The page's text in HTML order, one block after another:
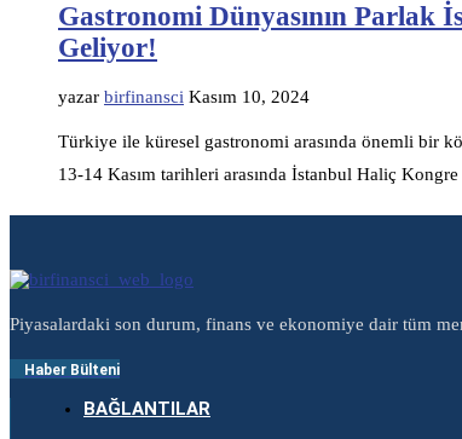
Gastronomi Dünyasının Parlak
Geliyor!
yazar birfinansci Kasım 10, 2024
Türkiye ile küresel gastronomi arasında önemli bir
13-14 Kasım tarihleri arasında İstanbul Haliç
Piyasalardaki son durum, finans ve ekonomiye dair tüm
Haber Bülteni
BAĞLANTILAR